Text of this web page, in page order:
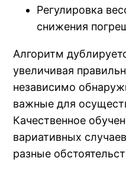
Регулировка
снижения
Алгоритм
увеличивая
независимо
важные для
Качественное
вариативных
разные